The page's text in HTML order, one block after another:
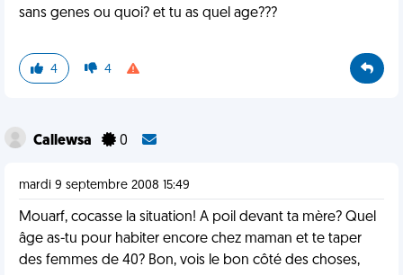
sans genes ou quoi? et tu as quel age???
4 4
Callewsa 0
mardi 9 septembre 2008 15:49
Mouarf, cocasse la situation! A poil devant ta mère? Quel
âge as-tu pour habiter encore chez maman et te taper
des femmes de 40? Bon, vois le bon côté des choses,